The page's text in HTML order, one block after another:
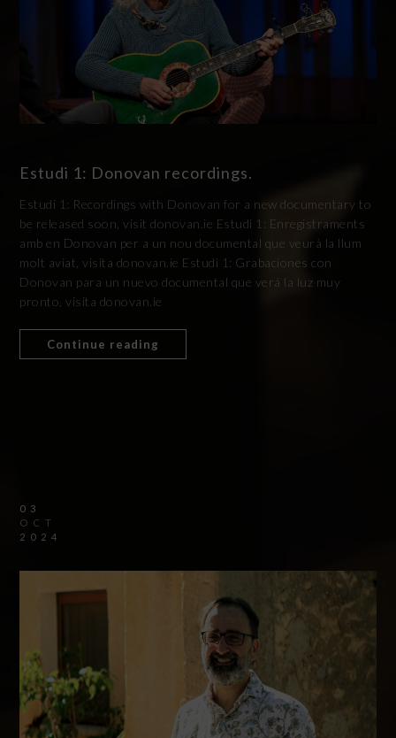
Estudi 1: Donovan recordings.
Estudi 1: Recordings with Donovan for a new documentary to
be released soon, visit donovan.ie Estudi 1: Enregistraments
amb en Donovan per a un nou documental que veurà la llum
molt aviat, visita donovan.ie Estudi 1: Grabaciones con
Donovan para un nuevo documental que verá la luz muy
pronto, visita donovan.ie
Continue reading
03
OCT
2024